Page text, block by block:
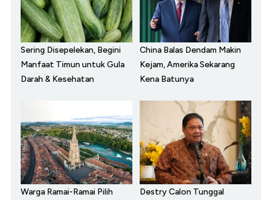
Sering Disepelekan, Begini
Manfaat Timun untuk Gula
Darah & Kesehatan
China Balas Dendam Makin
Kejam, Amerika Sekarang
Kena Batunya
Warga Ramai-Ramai Pilih
Destry Calon Tunggal